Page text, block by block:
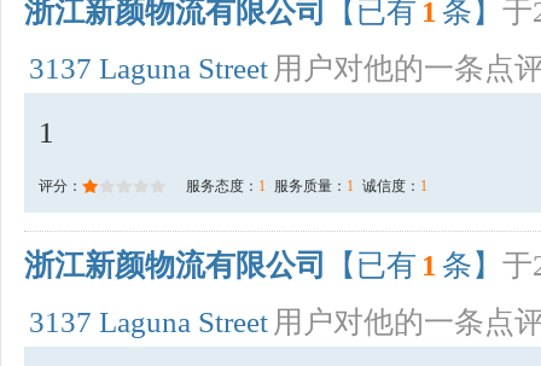
浙江新颜物流有限公司 【已有 1 条】 于
3137 Laguna Street 用户对他的一条点
1
评分： 服务态度： 1 服务质量： 1 诚信度： 1
浙江新颜物流有限公司 【已有 1 条】 于
3137 Laguna Street 用户对他的一条点